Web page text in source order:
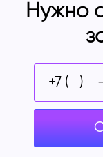
Нужно